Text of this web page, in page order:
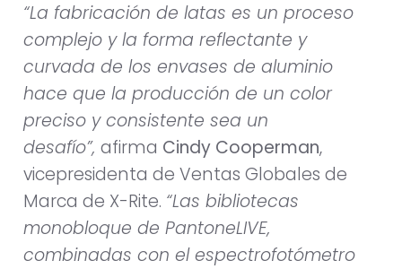
“La fabricación de latas es un proceso
complejo y la forma reflectante y
curvada de los envases de aluminio
hace que la producción de un color
preciso y consistente sea un
desafío”, afirma Cindy Cooperman,
vicepresidenta de Ventas Globales de
Marca de X-Rite. “Las bibliotecas
monobloque de PantoneLIVE,
combinadas con el espectrofotómetro